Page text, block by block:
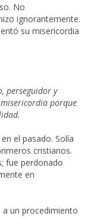
No
ignorantemente.
su misericordia
perseguidor y
porque
el pasado. Solía
cristianos.
fue perdonado
en
un procedimiento